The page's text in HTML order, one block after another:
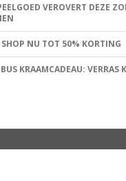
VEROVERT DEZE
SHOP NU TOT 50% KORTING
KRAAMCADEAU: VERRAS